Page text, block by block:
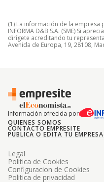
(1) La información de la
INFORMA D&B S.A. (SME) Si
dirígete acreditando tu
Avenida de Europa, 19, 28108,
Información ofrecida por
QUIENES SOMOS
CONTACTO EMPRESITE
PUBLICA O EDITA TU EMPRESA
Legal
Politica de Cookies
Configuracion de Cookies
Politica de privacidad